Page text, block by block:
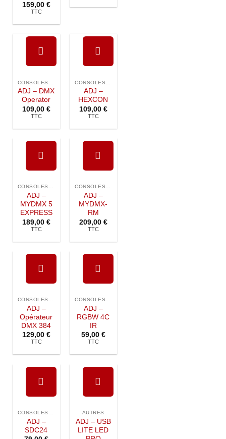
159,00 €
TTC
la liste de
souhaits
ADJ – DMX
Operator
109,00 €
TTC
la liste de
souhaits
ADJ –
HEXCON
109,00 €
TTC
la liste de
souhaits
CONSOLES DMX
ADJ –
MYDMX 5
EXPRESS
189,00 €
TTC
la liste de
souhaits
CONSOLES DMX
ADJ –
MYDMX-
RM
209,00 €
TTC
la liste de
souhaits
CONSOLES DMX
ADJ –
Opérateur
DMX 384
129,00 €
TTC
la liste de
souhaits
CONSOLES DMX
ADJ –
RGBW 4C
IR
59,00 €
TTC
la liste de
souhaits
ADJ –
SDC24
la liste de
souhaits
AUTRES
ADJ – USB
LITE LED